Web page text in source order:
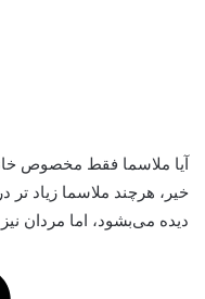
آیا ملاسما فقط مخصوص
خیر، هرچند ملاسما زیاد
دیده می‌بشود، اما مردان